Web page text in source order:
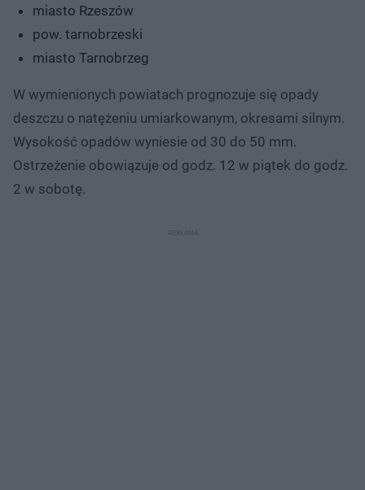
miasto Rzeszów
pow. tarnobrzeski
miasto Tarnobrzeg
W wymienionych powiatach prognozuje się opady
deszczu o natężeniu umiarkowanym, okresami silnym.
Wysokość opadów wyniesie od 30 do 50 mm.
Ostrzeżenie obowiązuje od godz. 12 w piątek do godz.
2 w sobotę.